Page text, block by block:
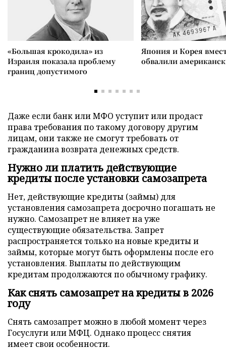
«Большая крокодила» из
Израиля показала проблему
границ допустимого
Япония и Корея
обвалили
Даже если банк или МФО уступит или продаст
права требования по такому договору другим
лицам, они также не смогут требовать от
гражданина возврата денежных средств.
Нужно ли платить действующие
кредиты после установки самозапрета
Нет, действующие кредиты (займы) для
установления самозапрета досрочно погашать не
нужно. Самозапрет не влияет на уже
существующие обязательства. Запрет
распространяется только на новые кредиты и
займы, которые могут быть оформлены после его
установления. Выплаты по действующим
кредитам продолжаются по обычному графику.
Как снять самозапрет на кредиты в 2026
году
Снять самозапрет можно в любой момент через
Госуслуги или МФЦ. Однако процесс снятия
имеет свои особенности.